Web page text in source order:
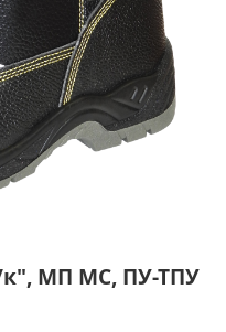
к", МП МС, ПУ-ТПУ